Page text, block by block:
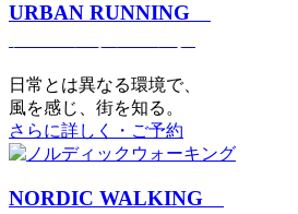
URBAN RUNNING
日常とは異なる環境で、
風を感じ、街を知る。
さらに詳しく・ご予約
NORDIC WALKING